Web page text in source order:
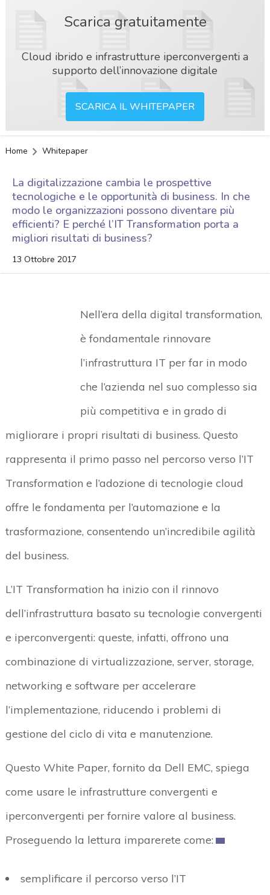
Scarica gratuitamente
Cloud ibrido e infrastrutture iperconvergenti a
supporto dell’innovazione digitale
SCARICA IL WHITEPAPER
Home Whitepaper
La digitalizzazione cambia le prospettive
tecnologiche e le opportunità di business. In che
modo le organizzazioni possono diventare più
efficienti? E perché l’IT Transformation porta a
migliori risultati di business?
13 Ottobre 2017
Nell’era della digital transformation,
è fondamentale rinnovare
l’infrastruttura IT per far in modo
che l’azienda nel suo complesso sia
più competitiva e in grado di
migliorare i propri risultati di business. Questo
rappresenta il primo passo nel percorso verso l’IT
Transformation e l’adozione di tecnologie cloud
offre le fondamenta per l’automazione e la
trasformazione, consentendo un’incredibile agilità
del business.
L’IT Transformation ha inizio con il rinnovo
dell’infrastruttura basato su tecnologie convergenti
e iperconvergenti: queste, infatti, offrono una
combinazione di virtualizzazione, server, storage,
networking e software per accelerare
l’implementazione, riducendo i problemi di
gestione del ciclo di vita e manutenzione.
Questo White Paper, fornito da Dell EMC, spiega
come usare le infrastrutture convergenti e
iperconvergenti per fornire valore al business.
Proseguendo la lettura imparerete come:
semplificare il percorso verso l’IT